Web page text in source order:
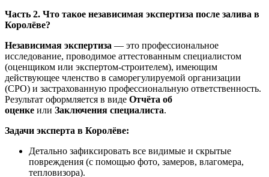
Часть 2. Что такое независимая экспертиза после залива в
Королёве?
Независимая экспертиза — это профессиональное
исследование, проводимое аттестованным специалистом
(оценщиком или экспертом-строителем), имеющим
действующее членство в саморегулируемой организации
(СРО) и застрахованную профессиональную ответственность.
Результат оформляется в виде Отчёта об
оценке или Заключения специалиста.
Задачи эксперта в Королёве:
Детально зафиксировать все видимые и скрытые
повреждения (с помощью фото, замеров, влагомера,
тепловизора).